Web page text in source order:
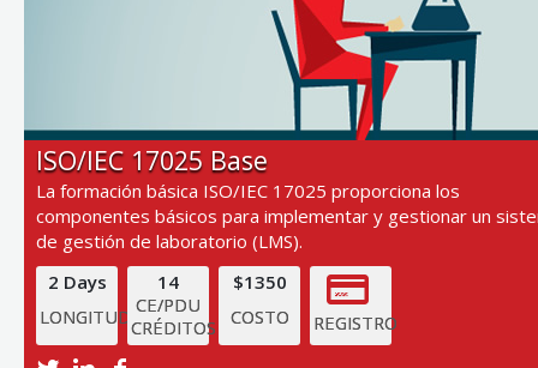
ISO/IEC 17025 Base
La formación básica ISO/IEC 17025 proporciona los
componentes básicos para implementar y gestionar un
de gestión de laboratorio (LMS).
2 Days
LONGITUD
14
CE/PDU
CRÉDITOS
$1350
COSTO
REGISTRO